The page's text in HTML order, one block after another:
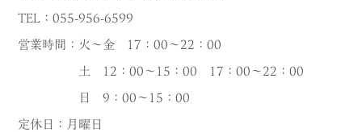
TEL：055-956-6599
営業時間：火～金 17：00～22：00
土 12：00～15：00 17：00～22：00
日 9：00～15：00
定休日：月曜日